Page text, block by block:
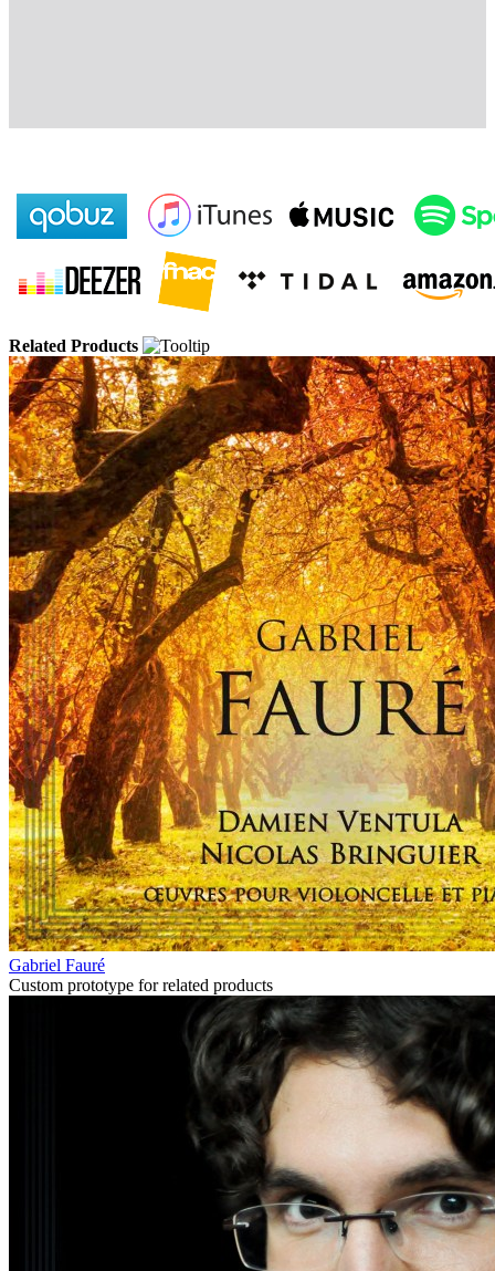
Related Products
Gabriel Fauré
Custom prototype for related products